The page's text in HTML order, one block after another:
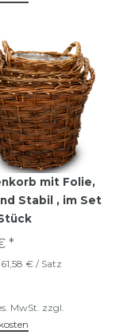
mit Folie,
Stabil , im Set
*
61,58 € / Satz
MwSt. zzgl.